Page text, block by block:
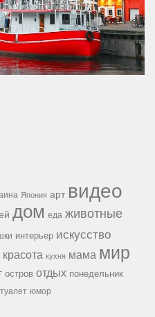
Япония арт видео
дом еда животные
интерьер искусство
красота кухня мама мир
остров отдых понедельник
туалет юмор